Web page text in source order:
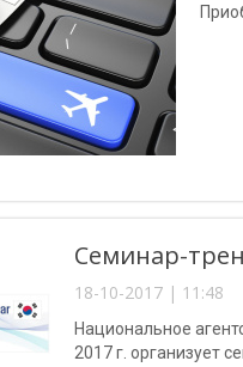
Семинар-
18-10-2017 | 11:48
Национальное
2017 г. организует